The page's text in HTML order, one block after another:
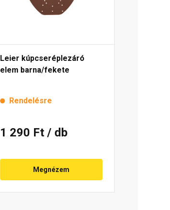
Leier kúpcseréplezáró
elem barna/fekete
Rendelésre
1 290 Ft / db
Megnézem